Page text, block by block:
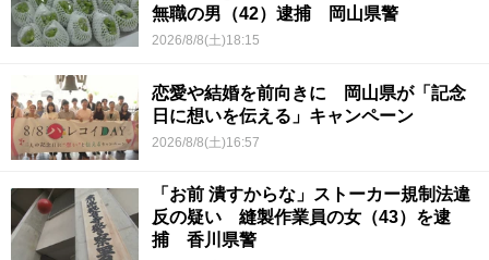
無職の男（42）逮捕 岡山県警
2026/8/8(土)18:15
恋愛や結婚を前向きに 岡山県が「記念
日に想いを伝える」キャンペーン
2026/8/8(土)16:57
「お前 潰すからな」ストーカー規制法違
反の疑い 縫製作業員の女（43）を逮
捕 香川県警